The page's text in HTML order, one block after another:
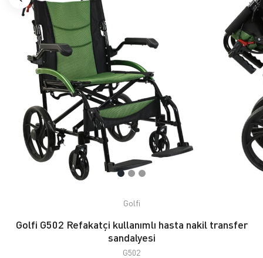
Golfi
Golfi G502 Refakatçi kullanımlı hasta nakil transfer
sandalyesi
G502